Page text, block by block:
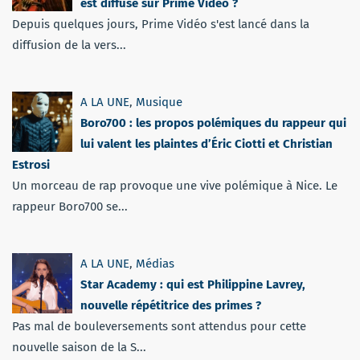
est diffusé sur Prime Video ?
Depuis quelques jours, Prime Vidéo s'est lancé dans la
diffusion de la vers...
A LA UNE, Musique
Boro700 : les propos polémiques du rappeur qui
lui valent les plaintes d’Éric Ciotti et Christian
Estrosi
Un morceau de rap provoque une vive polémique à Nice. Le
rappeur Boro700 se...
A LA UNE, Médias
Star Academy : qui est Philippine Lavrey,
nouvelle répétitrice des primes ?
Pas mal de bouleversements sont attendus pour cette
nouvelle saison de la S...